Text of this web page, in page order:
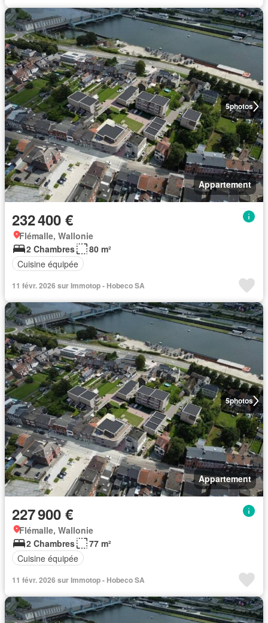
5photos
Appartement
232 400 €
Flémalle, Wallonie
2 Chambres
80 m²
Cuisine équipée
11 févr. 2026 sur Immotop - Hobeco SA
5photos
Appartement
227 900 €
Flémalle, Wallonie
2 Chambres
77 m²
Cuisine équipée
11 févr. 2026 sur Immotop - Hobeco SA